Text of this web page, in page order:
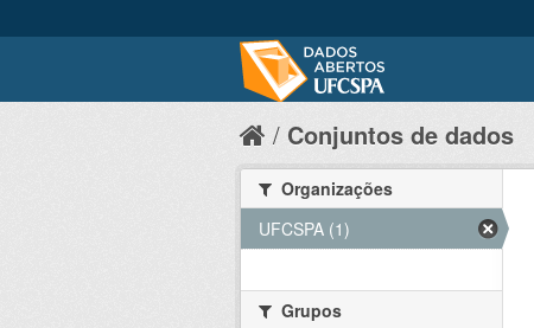
Conjuntos de dados
Organizações
UFCSPA (1)
Grupos